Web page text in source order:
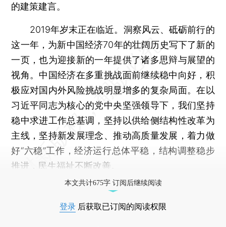
的建策建言。
2019年岁末正在临近。洞察风云、砥砺前行的
这一年，为新中国经济70年的壮阔历史写下了新的
一页，也为迎接新的一年提供了诸多思辩与展望的
视角。中国经济在多重挑战面前继续稳中向好，积
极应对国内外风险挑战明显增多的复杂局面。在以
习近平同志为核心的党中央坚强领导下，我们坚持
稳中求进工作总基调，坚持以供给侧结构性改革为
主线，坚持新发展理念、推动高质量发展，着力做
好“六稳”工作，经济运行总体平稳，结构调整稳步
推进，民生福祉不断改善。
本文共计675字 订阅后继续阅读
登录 后获取已订阅的阅读权限